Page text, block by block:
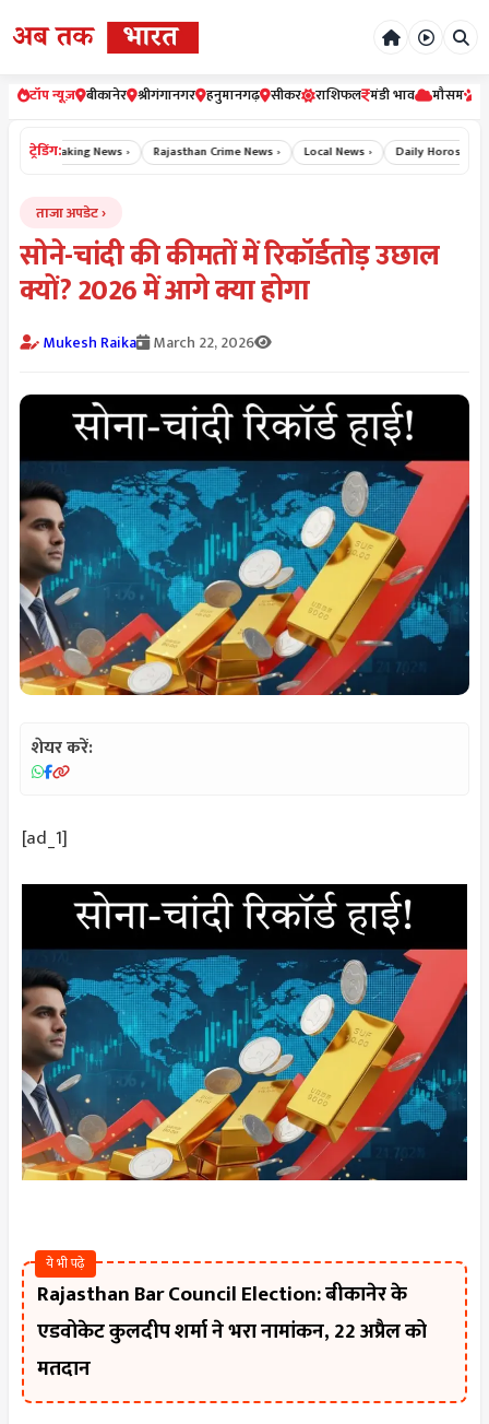
टॉप न्यूज़ बीकानेर श्रीगंगानगर हनुमानगढ़ सीकर राशिफल मंडी भाव मौसम
ट्रेडिंग:
Breaking News › Rajasthan Crime News › Local News › Daily Horoscope
ताजा अपडेट
सोने-चांदी की कीमतों में रिकॉर्डतोड़ उछाल
क्यों? 2026 में आगे क्या होगा
Mukesh Raika March 22, 2026
शेयर करें:
[ad_1]
ये भी पढ़े
Rajasthan Bar Council Election: बीकानेर के
एडवोकेट कुलदीप शर्मा ने भरा नामांकन, 22 अप्रैल को
मतदान